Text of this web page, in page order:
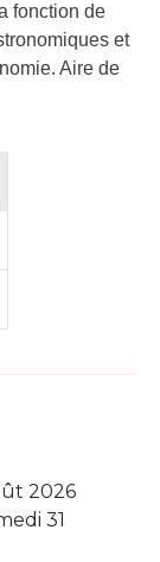
fonction de
et
Aire de
2026
31